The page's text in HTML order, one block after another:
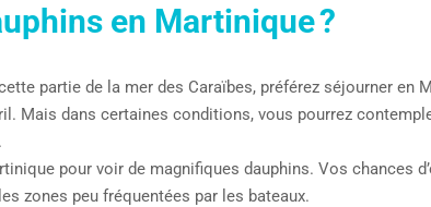
en Martinique ?
partie de la mer des Caraïbes, préférez séjourner en
Mais dans certaines conditions, vous pourrez
pour voir de magnifiques dauphins. Vos chances
zones peu fréquentées par les bateaux.